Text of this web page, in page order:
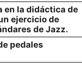
en la didáctica de
ejercicio de
de Jazz.
pedales